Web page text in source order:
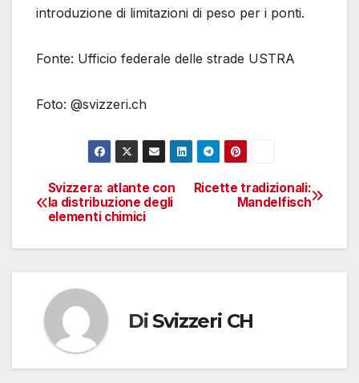
introduzione di limitazioni di peso per i ponti.
Fonte: Ufficio federale delle strade USTRA
Foto: @svizzeri.ch
Navigazione
articoli
Ricette tradizionali:
Mandelfisch
Svizzera: atlante con
la distribuzione degli
elementi chimici
Di Svizzeri CH